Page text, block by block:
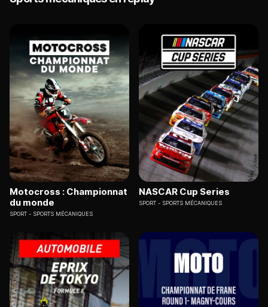
Motocross : Championnat
du monde
SPORT SPORTS MÉCANIQUES
NASCAR Cup Series
SPORT SPORTS MÉCANIQUES